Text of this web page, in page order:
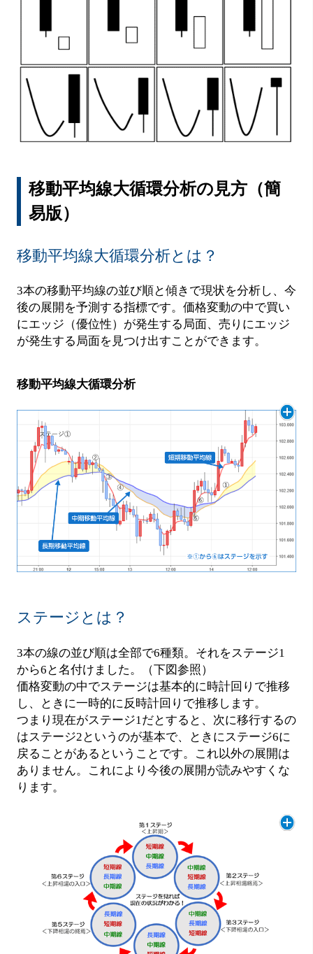
移動平均線大循環分析の見方（簡
易版）
移動平均線大循環分析とは？
3本の移動平均線の並び順と傾きで現状を分析し、今
後の展開を予測する指標です。価格変動の中で買い
にエッジ（優位性）が発生する局面、売りにエッジ
が発生する局面を見つけ出すことができます。
移動平均線大循環分析
ステージとは？
3本の線の並び順は全部で6種類。それをステージ1
から6と名付けました。（下図参照）
価格変動の中でステージは基本的に時計回りで推移
し、ときに一時的に反時計回りで推移します。
つまり現在がステージ1だとすると、次に移行するの
はステージ2というのが基本で、ときにステージ6に
戻ることがあるということです。これ以外の展開は
ありません。これにより今後の展開が読みやすくな
ります。